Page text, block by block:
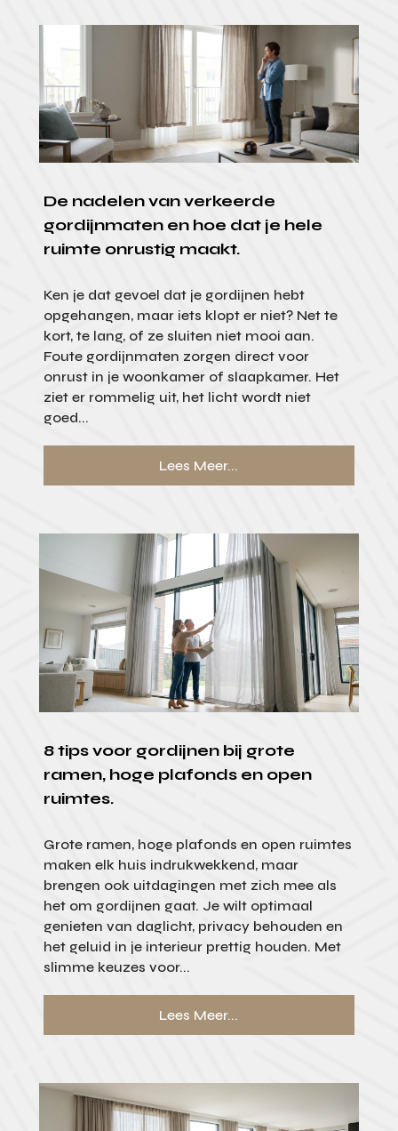
De nadelen van verkeerde
gordijnmaten en hoe dat je hele
ruimte onrustig maakt.
Ken je dat gevoel dat je gordijnen hebt
opgehangen, maar iets klopt er niet? Net te
kort, te lang, of ze sluiten niet mooi aan.
Foute gordijnmaten zorgen direct voor
onrust in je woonkamer of slaapkamer. Het
ziet er rommelig uit, het licht wordt niet
goed...
Lees Meer...
8 tips voor gordijnen bij grote
ramen, hoge plafonds en open
ruimtes.
Grote ramen, hoge plafonds en open ruimtes
maken elk huis indrukwekkend, maar
brengen ook uitdagingen met zich mee als
het om gordijnen gaat. Je wilt optimaal
genieten van daglicht, privacy behouden en
het geluid in je interieur prettig houden. Met
slimme keuzes voor...
Lees Meer...